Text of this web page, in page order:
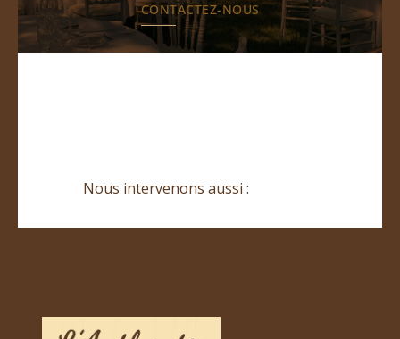
CONTACTEZ-NOUS
Nous intervenons aussi :